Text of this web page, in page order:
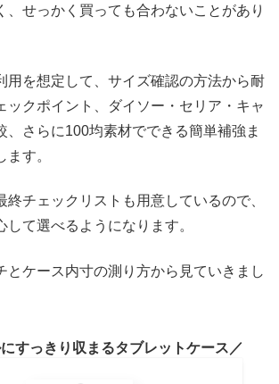
、せっかく買っても合わないことがあり
用を想定して、サイズ確認の方法から耐
ックポイント、ダイソー・セリア・キャ
、さらに100均素材でできる簡単補強ま
す。
終チェックリストも用意しているので、
して選べるようになります。
とケース内寸の測り方から見ていきまし
すっきり収まるタブレットケース